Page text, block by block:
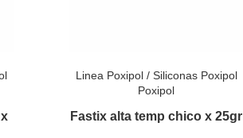
Linea Poxipol/ Siliconas Poxipol
Poxipol
Fastix alta temp chico x 25gr